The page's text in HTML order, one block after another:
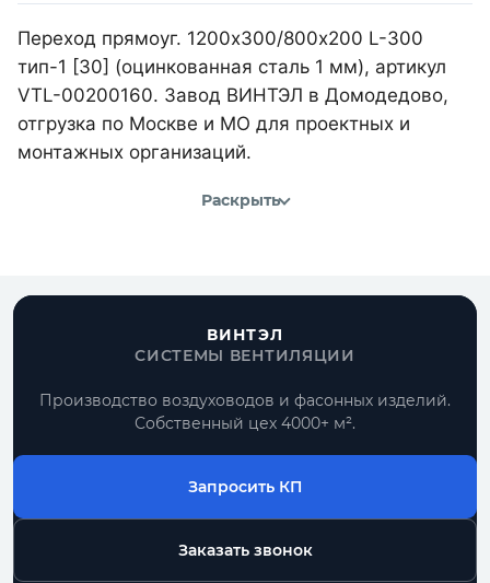
Переход прямоуг. 1200х300/800х200 L-300
тип-1 [30] (оцинкованная сталь 1 мм), артикул
VTL-00200160. Завод ВИНТЭЛ в Домодедово,
отгрузка по Москве и МО для проектных и
монтажных организаций.
Раскрыть
ВИНТЭЛ
СИСТЕМЫ ВЕНТИЛЯЦИИ
Производство воздуховодов и фасонных изделий.
Собственный цех 4000+ м².
Запросить КП
Заказать звонок